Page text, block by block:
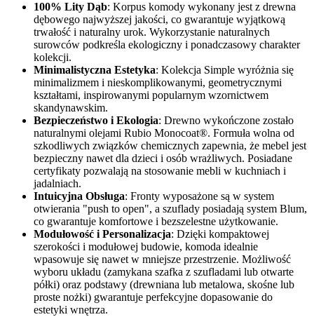
100% Lity Dąb: Korpus komody wykonany jest z drewna
dębowego najwyższej jakości, co gwarantuje wyjątkową
trwałość i naturalny urok. Wykorzystanie naturalnych
surowców podkreśla ekologiczny i ponadczasowy charakter
kolekcji.
Minimalistyczna Estetyka: Kolekcja Simple wyróżnia się
minimalizmem i nieskomplikowanymi, geometrycznymi
kształtami, inspirowanymi popularnym wzornictwem
skandynawskim.
Bezpieczeństwo i Ekologia: Drewno wykończone zostało
naturalnymi olejami Rubio Monocoat®. Formuła wolna od
szkodliwych związków chemicznych zapewnia, że mebel jest
bezpieczny nawet dla dzieci i osób wrażliwych. Posiadane
certyfikaty pozwalają na stosowanie mebli w kuchniach i
jadalniach.
Intuicyjna Obsługa: Fronty wyposażone są w system
otwierania "push to open", a szuflady posiadają system Blum,
co gwarantuje komfortowe i bezszelestne użytkowanie.
Modułowość i Personalizacja: Dzięki kompaktowej
szerokości i modułowej budowie, komoda idealnie
wpasowuje się nawet w mniejsze przestrzenie. Możliwość
wyboru układu (zamykana szafka z szufladami lub otwarte
półki) oraz podstawy (drewniana lub metalowa, skośne lub
proste nożki) gwarantuje perfekcyjne dopasowanie do
estetyki wnętrza.